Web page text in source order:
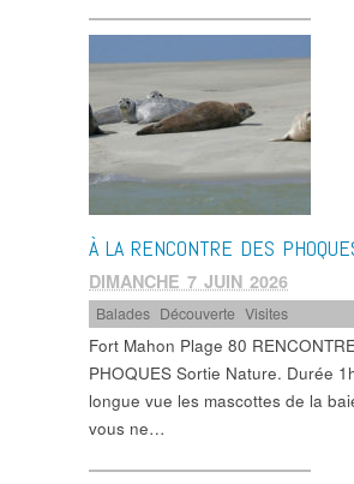
À LA RENCONTRE DES
DIMANCHE 7 JUIN 2026
Balades Découverte ,Visites
Fort Mahon Plage 80
PHOQUES Sortie Nature. Durée
longue vue les mascottes de la
vous ne…